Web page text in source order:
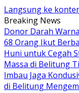
Langsung ke
Breaking News
Donor Darah
68 Orang Ikut
Huni untuk Cegah
Massa di Belitung
Imbau Jaga
di Belitung